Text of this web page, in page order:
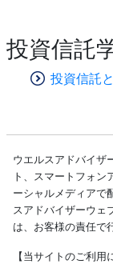
投資信託
投資信託
ウエルスアドバイザ
ト、スマートフォン
ーシャルメディアで
スアドバイザーウェ
は、お客様の責任で
【当サイトのご利用